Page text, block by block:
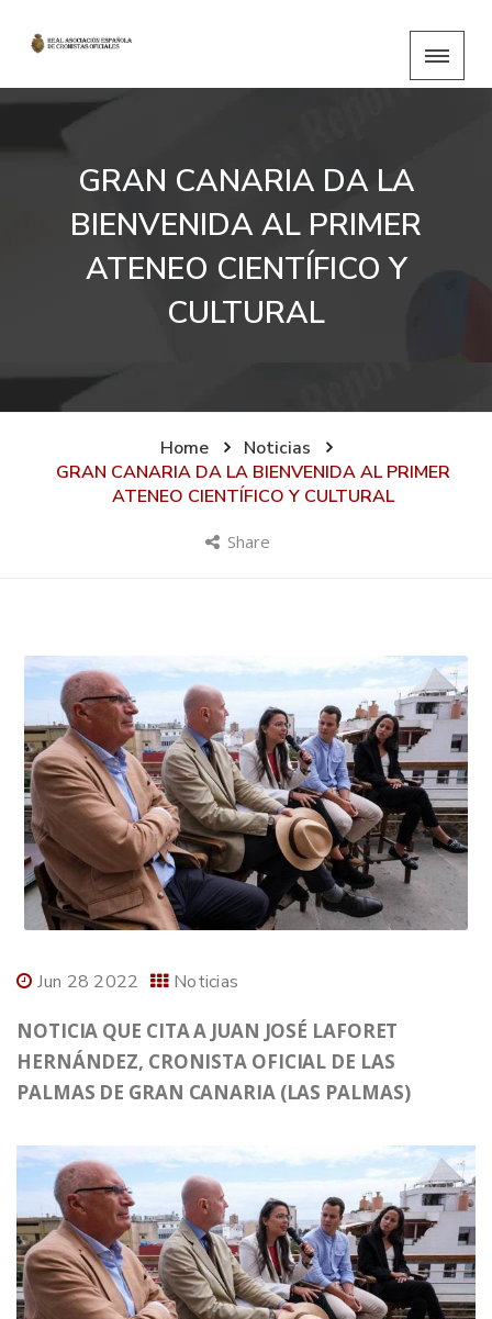
GRAN CANARIA DA LA
BIENVENIDA AL PRIMER
ATENEO CIENTÍFICO Y
CULTURAL
Home
Noticias
GRAN CANARIA DA LA BIENVENIDA AL PRIMER
ATENEO CIENTÍFICO Y CULTURAL
Share
Jun 28 2022 Noticias
NOTICIA QUE CITA A JUAN JOSÉ LAFORET
HERNÁNDEZ, CRONISTA OFICIAL DE LAS
PALMAS DE GRAN CANARIA (LAS PALMAS)